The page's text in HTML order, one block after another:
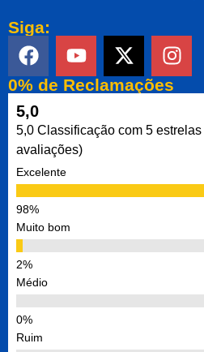
Siga:
0% de Reclamações
5,0
5,0 Classificação com 5
avaliações)
Excelente
Muito bom
Médio
Ruim